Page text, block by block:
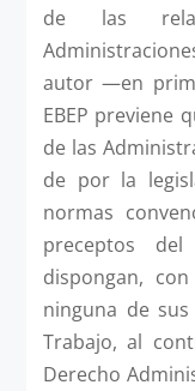
de las
autor —en
EBEP previene
de las
de por la
normas
preceptos
dispongan,
ninguna de
Trabajo, al
Derecho